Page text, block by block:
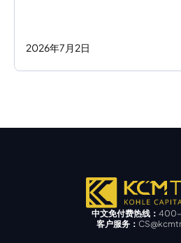
2026年7 月 2日
中文免付费热线： 400-
客户服务：